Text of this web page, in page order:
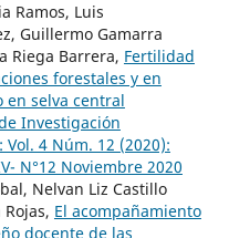
Ramos, Luis
Guillermo Gamarra
Riega Barrera, Fertilidad
forestales y en
en selva central
Investigación
Vol. 4 Núm. 12 (2020):
N°12 Noviembre 2020
Nelvan Liz Castillo
El acompañamiento
docente de las